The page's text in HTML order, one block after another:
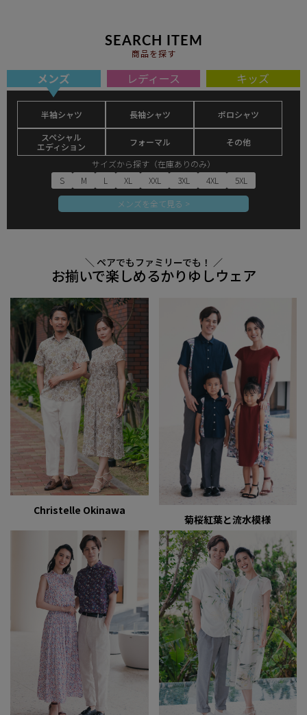
SEARCH ITEM
商品を探す
メンズ レディース キッズ
半袖シャツ 長袖シャツ
ポロシャツ
スペシャル
エディション
フォーマル
その他
サイズから探す（在庫ありのみ）
S
M L XL XXL 3XL 4XL
5XL
メンズを全て見る >
＼ ペアでもファミリーでも！ ／
お揃いで楽しめるかりゆしウェア
Christelle Okinawa
菊桜紅葉と流水模様